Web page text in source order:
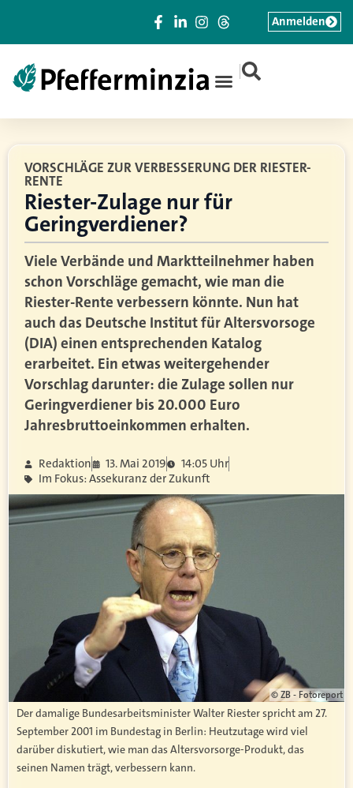
|
Anmelden
VORSCHLÄGE ZUR VERBESSERUNG DER RIESTER-
RENTE
Riester-Zulage nur für
Geringverdiener?
Viele Verbände und Marktteilnehmer haben
schon Vorschläge gemacht, wie man die
Riester-Rente verbessern könnte. Nun hat
auch das Deutsche Institut für Altersvorsoge
(DIA) einen entsprechenden Katalog
erarbeitet. Ein etwas weitergehender
Vorschlag darunter: die Zulage sollen nur
Geringverdiener bis 20.000 Euro
Jahresbruttoeinkommen erhalten.
Redaktion 13. Mai 2019
14:05 Uhr
Im Fokus: Assekuranz der Zukunft
© ZB - Fotoreport
Der damalige Bundesarbeitsminister Walter Riester spricht am 27.
September 2001 im Bundestag in Berlin: Heutzutage wird viel
darüber diskutiert, wie man das Altersvorsorge-Produkt, das
seinen Namen trägt, verbessern kann.